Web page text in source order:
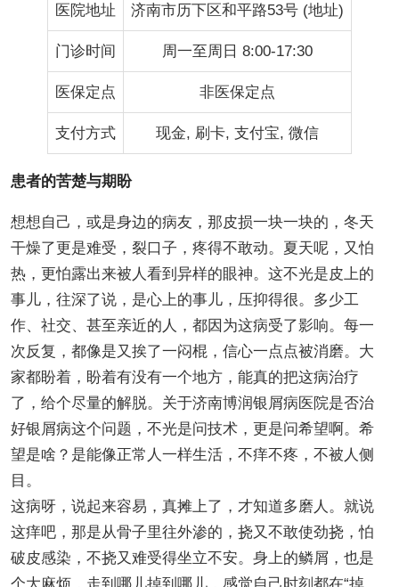
医院地址 济南市历下区和平路53号 (地址)
门诊时间 周一至周日 8:00-17:30
医保定点 非医保定点
支付方式 现金, 刷卡, 支付宝, 微信
患者的苦楚与期盼
想想自己，或是身边的病友，那皮损一块一块的，冬天
干燥了更是难受，裂口子，疼得不敢动。夏天呢，又怕
热，更怕露出来被人看到异样的眼神。这不光是皮上的
事儿，往深了说，是心上的事儿，压抑得很。多少工
作、社交、甚至亲近的人，都因为这病受了影响。每一
次反复，都像是又挨了一闷棍，信心一点点被消磨。大
家都盼着，盼着有没有一个地方，能真的把这病治疗
了，给个尽量的解脱。关于济南博润银屑病医院是否治
好银屑病这个问题，不光是问技术，更是问希望啊。希
望是啥？是能像正常人一样生活，不痒不疼，不被人侧
目。
这病呀，说起来容易，真摊上了，才知道多磨人。就说
这痒吧，那是从骨子里往外渗的，挠又不敢使劲挠，怕
破皮感染，不挠又难受得坐立不安。身上的鳞屑，也是
个大麻烦，走到哪儿掉到哪儿，感觉自己时刻都在“掉